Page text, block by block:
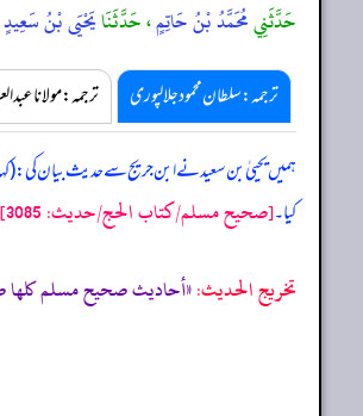
حَدَّثَنِيمُحَمَّدُ بْنُ حَاتِمٍ، حَدَّثَنَايَحْيَى بْنُ سَعِيدٍ
ترجمہ:سلطان محمود جلالپوری ترجمہ:مولانا
ہمیں یحییٰ بن سعید نے ابن جریج سے حدیث بیان کی:
کیا۔[صحيح مسلم/كتاب الحج/حدیث: 3085]
تخریج الحدیث:«أحاديث صحيح مسلم